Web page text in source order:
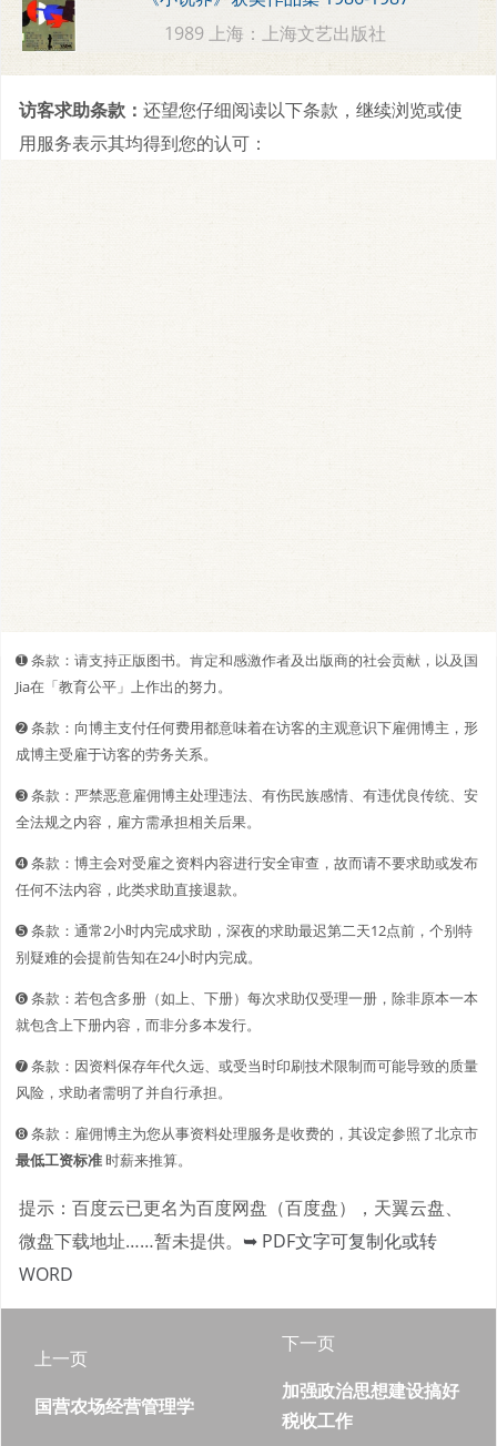
1989 上海：上海文艺出版社
访客求助条款： 还望您仔细阅读以下条款，继续浏览或使
用服务表示其均得到您的认可：
➊️ 条款：请支持正版图书。肯定和感激作者及出版商的社会贡献，以及国
Jia在「教育公平」上作出的努力。
➋️️ 条款：向博主支付任何费用都意味着在访客的主观意识下雇佣博主，形
成博主受雇于访客的劳务关系。
➌ 条款：严禁恶意雇佣博主处理违法、有伤民族感情、有违优良传统、安
全法规之内容，雇方需承担相关后果。
➍ 条款：博主会对受雇之资料内容进行安全审查，故而请不要求助或发布
任何不法内容，此类求助直接退款。
➎ 条款：通常2小时内完成求助，深夜的求助最迟第二天12点前，个别特
别疑难的会提前告知在24小时内完成。
➏ 条款：若包含多册（如上、下册）每次求助仅受理一册，除非原本一本
就包含上下册内容，而非分多本发行。
➐ 条款：因资料保存年代久远、或受当时印刷技术限制而可能导致的质量
风险，求助者需明了并自行承担。
➑ 条款：雇佣博主为您从事资料处理服务是收费的，其设定参照了北京市
最低工资标准时薪来推算。
提示：百度云已更名为百度网盘（百度盘），天翼云盘、
微盘下载地址……暂未提供。 ➥ PDF文字可复制化或转
WORD
上一页
国营农场经营管理学
下一页
加强政治思想建设搞好
税收工作